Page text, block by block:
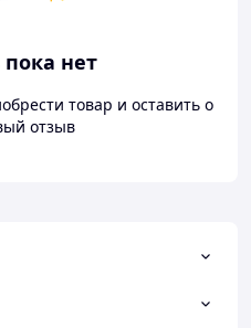
нет
товар и оставить о
отзыв